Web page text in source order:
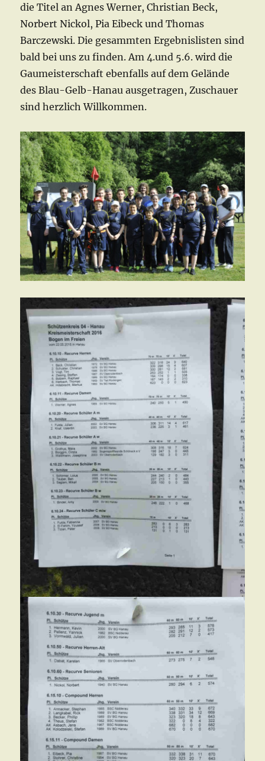
die Titel an Agnes Werner, Christian Beck,
Norbert Nickol, Pia Eibeck und Thomas
Barczewski. Die gesammten Ergebnislisten sind
bald bei uns zu finden. Am 4.und 5.6. wird die
Gaumeisterschaft ebenfalls auf dem Gelände
des Blau-Gelb-Hanau ausgetragen, Zuschauer
sind herzlich Willkommen.